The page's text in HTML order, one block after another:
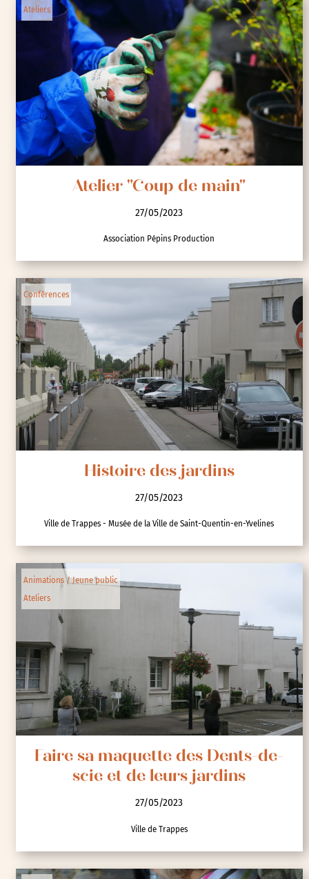
Ateliers
Atelier "Coup de main"
27/05/2023
Association Pépins Production
Conférences
Histoire des jardins
27/05/2023
Ville de Trappes - Musée de la Ville de Saint-Quentin-en-Yvelines
Animations / Jeune public
Ateliers
Faire sa maquette des Dents-de-
scie et de leurs jardins
27/05/2023
Ville de Trappes